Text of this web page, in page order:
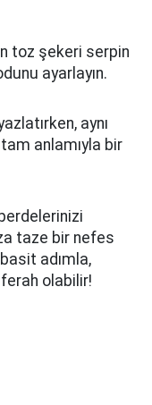
toz şekeri serpin
ayarlayın.
aynı
anlamıyla bir
taze bir nefes
adımla,
olabilir!